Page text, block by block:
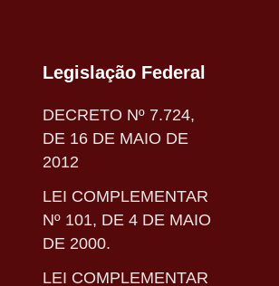
Legislação Federal
DECRETO Nº 7.724,
DE 16 DE MAIO DE
2012
LEI COMPLEMENTAR
Nº 101, DE 4 DE MAIO
DE 2000.
LEI COMPLEMENTAR